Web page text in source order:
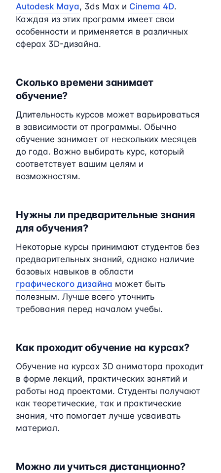
Autodesk Maya, 3ds Max и Cinema 4D.
Каждая из этих программ имеет свои
особенности и применяется в различных
сферах 3D-дизайна.
Сколько времени занимает
обучение?
Длительность курсов может варьироваться
в зависимости от программы. Обычно
обучение занимает от нескольких месяцев
до года. Важно выбирать курс, который
соответствует вашим целям и
возможностям.
Нужны ли предварительные знания
для обучения?
Некоторые курсы принимают студентов без
предварительных знаний, однако наличие
базовых навыков в области
графического дизайна может быть
полезным. Лучше всего уточнить
требования перед началом учебы.
Как проходит обучение на курсах?
Обучение на курсах 3D аниматора проходит
в форме лекций, практических занятий и
работы над проектами. Студенты получают
как теоретические, так и практические
знания, что помогает лучше усваивать
материал.
Можно ли учиться дистанционно?